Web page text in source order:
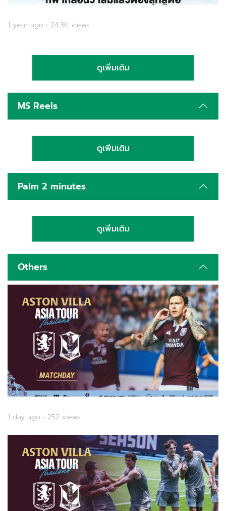
1 year ago • 24.3K views
ดูเพิ่มเติม
MS Reels
ดูเพิ่มเติม
Palm 2 minutes
ดูเพิ่มเติม
Others
1 day ago • 252 views